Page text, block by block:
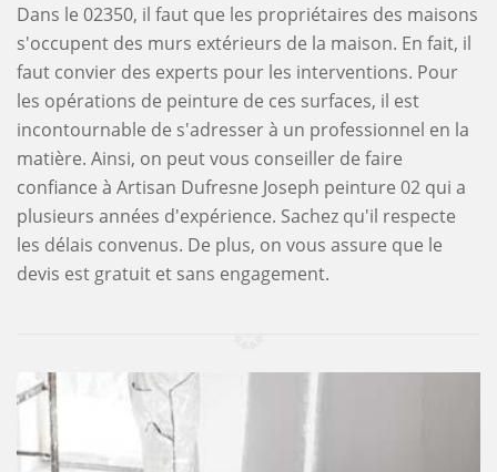
Dans le 02350, il faut que les propriétaires des maisons
s'occupent des murs extérieurs de la maison. En fait, il
faut convier des experts pour les interventions. Pour
les opérations de peinture de ces surfaces, il est
incontournable de s'adresser à un professionnel en la
matière. Ainsi, on peut vous conseiller de faire
confiance à Artisan Dufresne Joseph peinture 02 qui a
plusieurs années d'expérience. Sachez qu'il respecte
les délais convenus. De plus, on vous assure que le
devis est gratuit et sans engagement.